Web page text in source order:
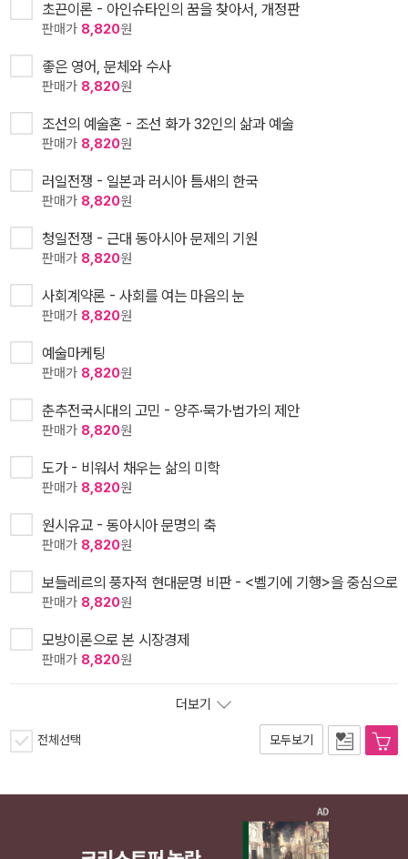
초끈이론 - 아인슈타인의 꿈을 찾아서, 개정판
판매가 8,820원
좋은 영어, 문체와 수사
판매가 8,820원
조선의 예술혼 - 조선 화가 32인의 삶과 예술
판매가 8,820원
러일전쟁 - 일본과 러시아 틈새의 한국
판매가 8,820원
청일전쟁 - 근대 동아시아 문제의 기원
판매가 8,820원
사회계약론 - 사회를 여는 마음의 눈
판매가 8,820원
예술마케팅
판매가 8,820원
춘추전국시대의 고민 - 양주·묵가·법가의 제안
판매가 8,820원
도가 - 비워서 채우는 삶의 미학
판매가 8,820원
원시유교 - 동아시아 문명의 축
판매가 8,820원
보들레르의 풍자적 현대문명 비판 - <벨기에 기행>을 중심으로
판매가 8,820원
모방이론으로 본 시장경제
판매가 8,820원
더보기
전체선택 모두보기